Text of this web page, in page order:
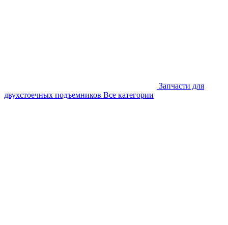
Запчасти для
двухстоечных подъемников Все категории